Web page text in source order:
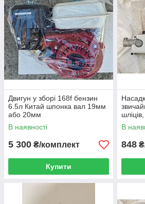
Двигун у зборі 168f бензин
6.5л Китай шпонка вал 19мм
або 20мм
В наявності
5 300 ₴/комплект
Купити
дюймів
В
848